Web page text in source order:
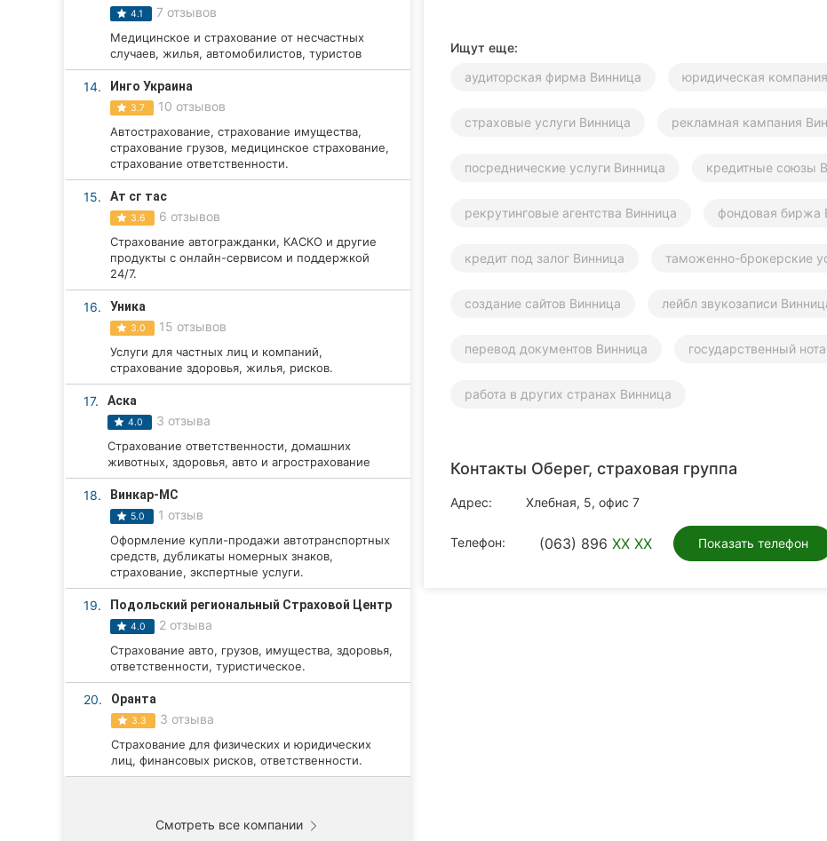
4.1 7 отзывов
Медицинское и страхование от несчастных
случаев, жилья, автомобилистов, туристов
14. Инго Украина
3.7 10 отзывов
Автострахование, страхование имущества,
страхование грузов, медицинское страхование,
страхование ответственности.
15. Ат сг тас
3.6 6 отзывов
Страхование автогражданки, КАСКО и другие
продукты с онлайн-сервисом и поддержкой
24/7.
16. Уника
3.0 15 отзывов
Услуги для частных лиц и компаний,
страхование здоровья, жилья, рисков.
17. Аска
4.0 3 отзыва
Страхование ответственности, домашних
животных, здоровья, авто и агрострахование
18. Винкар-МС
5.0 1 отзыв
Оформление купли-продажи автотранспортных
средств, дубликаты номерных знаков,
страхование, экспертные услуги.
19. Подольский региональный Страховой Центр
4.0 2 отзыва
Страхование авто, грузов, имущества, здоровья,
ответственности, туристическое.
20. Оранта
3.3 3 отзыва
Страхование для физических и юридических
лиц, финансовых рисков, ответственности.
Смотреть все компании
Ищут еще:
аудиторская фирма Винница
юридическая
страховые услуги Винница рекламная кампания
посреднические услуги Винница кредитные союзы
рекрутинговые агентства Винница фондовая биржа
кредит под залог Винница таможенно-брокерские
создание сайтов Винница лейбл звукозаписи
перевод документов Винница государственный
работа в других странах Винница
Контакты Оберег, страховая группа
Адрес: Хлебная, 5, офис 7
Телефон: (063) 896 XX XX Показать телефон